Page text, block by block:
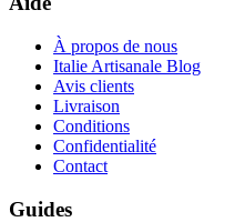
À propos de nous
Italie Artisanale Blog
Avis clients
Livraison
Conditions
Confidentialité
Contact
Guides